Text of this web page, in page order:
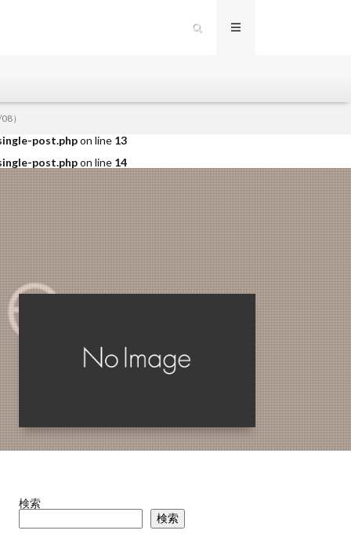
post.php
post.phpon line 13
post.phpon line 14
）
検索
検索